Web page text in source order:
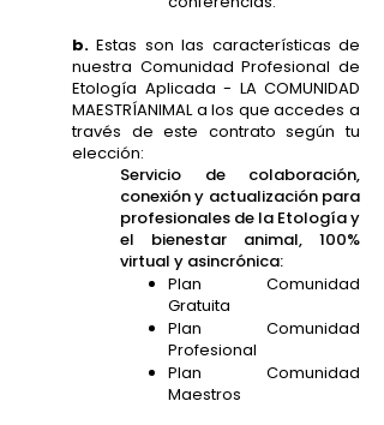
b. Estas son las características de
nuestra Comunidad Profesional de
Etología Aplicada - LA COMUNIDAD
MAESTRÍANIMAL a los que accedes a
través de este contrato según tu
elección:
Servicio de colaboración,
conexión y actualización para
profesionales de la Etología y
el bienestar animal, 100%
virtual y asincrónica:
Plan Comunidad
Gratuita
Plan Comunidad
Profesional
Plan Comunidad
Maestros